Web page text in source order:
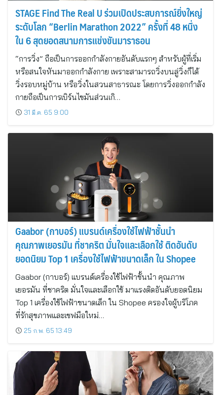
STAGE Find The Real U ร่วมเปิดประสบการณ์ยิ่งใหญ่
ระดับโลก “Berlin Marathon 2022” ครั้งที่ 48 หนึ่ง
ใน 6 สุดยอดสนามการแข่งขันมาราธอน
“การวิ่ง” ถือเป็นการออกกำลังกายอันดับแรกๆ สำหรับผู้ที่เริ่ม
หรือสนใจหันมาออกกำลังกาย เพราะสามารถวิ่งบนลู่วิ่งก็ได้
วิ่งรอบหมู่บ้าน หรือวิ่งในสวนสาธารณะ โดยการวิ่งออกกำลัง
กายถือเป็นการเบิร์นไขมันส่วนเกิ…
31 มี.ค. 65 9:00
Gaabor (กาบอร์) แบรนด์เครื่องใช้ไฟฟ้าชั้นนำ
คุณภาพเยอรมัน ที่ชาคริต มั่นใจและเลือกใช้ ติดอันดับ
ยอดนิยม Top 1 เครื่องใช้ไฟฟ้าขนาดเล็ก ใน Shopee
Gaabor (กาบอร์) แบรนด์เครื่องใช้ไฟฟ้าชั้นนำ คุณภาพ
เยอรมัน ที่ชาคริต มั่นใจและเลือกใช้ มาแรงติดอันดับยอดนิยม
Top 1 เครื่องใช้ไฟฟ้าขนาดเล็ก ใน Shopee ครองใจผู้บริโภค
ที่รักสุขภาพและเชฟมือใหม่…
25 ก.พ. 65 13:49